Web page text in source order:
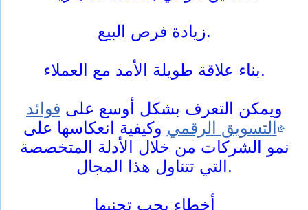
زيادة فرص البيع.
بناء علاقة طويلة الأمد مع العملاء.
ويمكن التعرف بشكل أوسع على فوائد
التسويق الرقمي وكيفية انعكاسها على
نمو الشركات من خلال الأدلة المتخصصة
التي تتناول هذا المجال.
أخطاء يجب تجنبها